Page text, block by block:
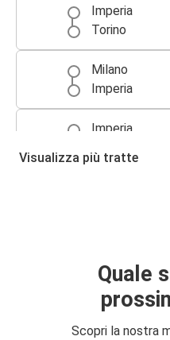
Imperia
Torino
Milano
Imperia
Imperia
Nizza
Bergamo
Imperia
Visualizza più tratte
Quale
Scopri la nostra